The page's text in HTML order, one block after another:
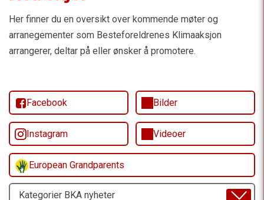
Her finner du en oversikt over kommende møter og
arranegementer som Besteforeldrenes Klimaaksjon
arrangerer, deltar på eller ønsker å promotere.
Facebook Bilder
Instagram Videoer
European Grandparents
Velg